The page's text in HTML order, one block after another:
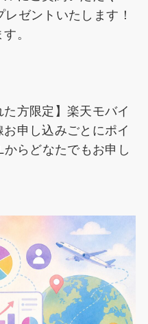
ゼントいたします！
。
た方限定】楽天モバイ
申し込みごとにポイ
らどなたでもお申し